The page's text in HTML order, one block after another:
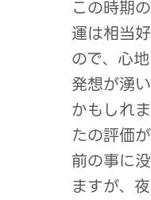
この時期
運は相当
ので、心
発想が湧
かもしれ
たの評価
前の事に
ますが、